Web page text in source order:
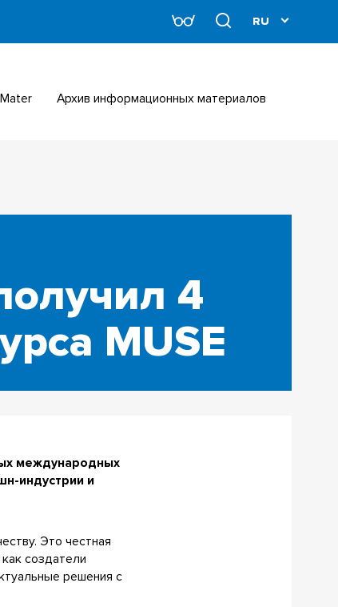
Mater Архив информационных материалов
4
MUSE
международных
индустрии и
Это честная
создатели
решения с